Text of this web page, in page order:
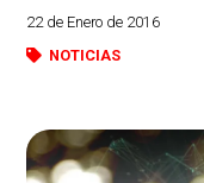
22 de Enero de 2016
NOTICIAS